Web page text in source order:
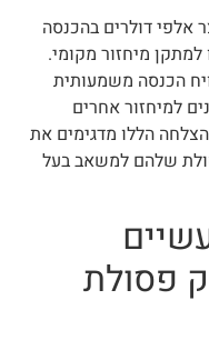
אלפי דולרים בהכנסה
מיחזור מקומי.
הכנסה משמעותית
למיחזור אחרים
הללו מדגימים את
שלהם למשאב בעל
פסולת